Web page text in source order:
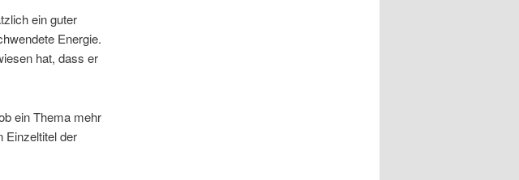
ein guter
Energie.
hat, dass er
ein Thema mehr
Einzeltitel der